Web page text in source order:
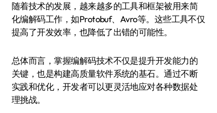
随着技术的发展，越来越多的工具和框架被用来简
化编解码工作，如Protobuf、Avro等。这些工具不仅
提高了开发效率，也降低了出错的可能性。
总体而言，掌握编解码技术不仅是提升开发能力的
关键，也是构建高质量软件系统的基石。通过不断
实践和优化，开发者可以更灵活地应对各种数据处
理挑战。